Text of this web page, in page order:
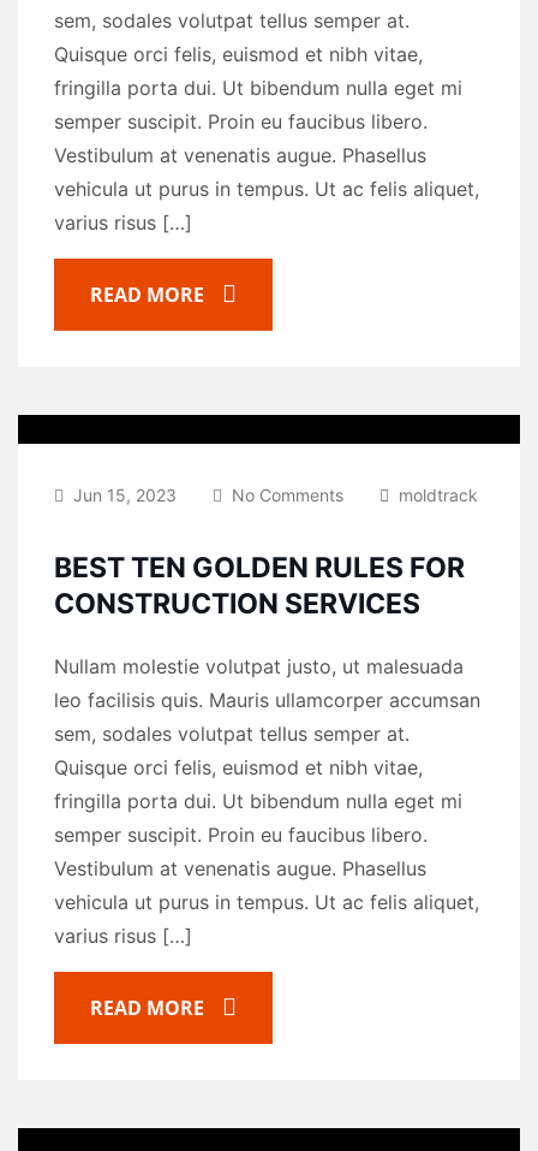
sem, sodales volutpat tellus semper at.
Quisque orci felis, euismod et nibh vitae,
fringilla porta dui. Ut bibendum nulla eget mi
semper suscipit. Proin eu faucibus libero.
Vestibulum at venenatis augue. Phasellus
vehicula ut purus in tempus. Ut ac felis aliquet,
varius risus […]
READ MORE
Jun 15, 2023 No Comments moldtrack
BEST TEN GOLDEN RULES FOR
CONSTRUCTION SERVICES
Nullam molestie volutpat justo, ut malesuada
leo facilisis quis. Mauris ullamcorper accumsan
sem, sodales volutpat tellus semper at.
Quisque orci felis, euismod et nibh vitae,
fringilla porta dui. Ut bibendum nulla eget mi
semper suscipit. Proin eu faucibus libero.
Vestibulum at venenatis augue. Phasellus
vehicula ut purus in tempus. Ut ac felis aliquet,
varius risus […]
READ MORE